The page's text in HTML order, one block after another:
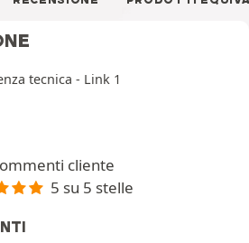
tecnica - Link 1
cliente
5 su 5 stelle